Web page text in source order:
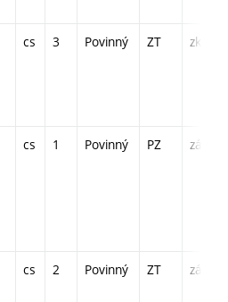
cs 3 Povinný ZT zk
cs 1 Povinný PZ zá
cs 2 Povinný ZT zá